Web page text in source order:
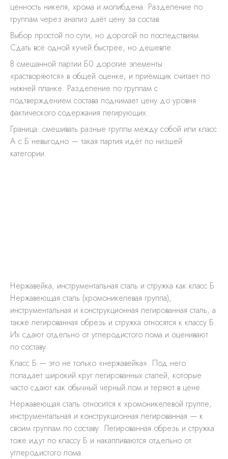
ценность никеля, хрома и молибдена. Разделение по
группам через анализ даёт цену за состав.
Выбор простой по сути, но дорогой по последствиям.
Сдать всё одной кучей быстрее, но дешевле.
В смешанной партии Б0 дорогие элементы
«растворяются» в общей оценке, и приёмщик считает по
нижней планке. Разделение по группам с
подтверждением состава поднимает цену до уровня
фактического содержания легирующих.
Граница: смешивать разные группы между собой или класс
А с Б невыгодно — такая партия идёт по низшей
категории.
Нержавейка, инструментальная сталь и стружка как класс Б
Нержавеющая сталь (хромоникелевая группа),
инструментальная и конструкционная легированная сталь, а
также легированная обрезь и стружка относятся к классу Б.
Их сдают отдельно от углеродистого лома и оценивают
по составу.
Класс Б — это не только «нержавейка». Под него
попадает широкий круг легированных сталей, которые
часто сдают как обычный чёрный лом и теряют в цене.
Нержавеющая сталь относится к хромоникелевой группе,
инструментальная и конструкционная легированная — к
своим группам по составу. Легированная обрезь и стружка
тоже идут по классу Б и накапливаются отдельно от
углеродистого лома.